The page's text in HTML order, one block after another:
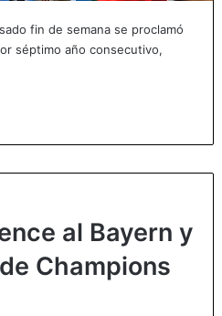
fin de semana se proclamó
séptimo año consecutivo,
al Bayern y
Champions